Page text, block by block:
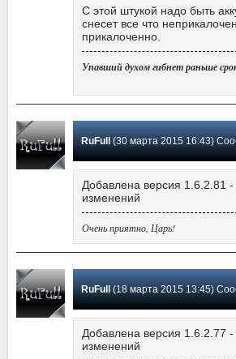
С этой штукой надо быть
снесет все что
прикалоченно.
Упавший духом гибнет раньше
RuFull(30 марта 2015 16:43) Сообщение
Добавлена версия 1.6.2.81 -
изменений
Очень приятно, Царь!
RuFull(18 марта 2015 13:45) Сообщение
Добавлена версия 1.6.2.77 -
изменений